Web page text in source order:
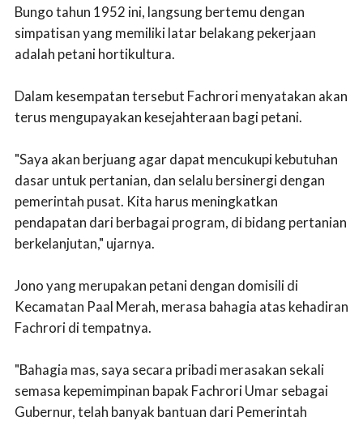
Bungo tahun 1952 ini, langsung bertemu dengan
simpatisan yang memiliki latar belakang pekerjaan
adalah petani hortikultura.
Dalam kesempatan tersebut Fachrori menyatakan akan
terus mengupayakan kesejahteraan bagi petani.
"Saya akan berjuang agar dapat mencukupi kebutuhan
dasar untuk pertanian, dan selalu bersinergi dengan
pemerintah pusat. Kita harus meningkatkan
pendapatan dari berbagai program, di bidang pertanian
berkelanjutan," ujarnya.
Jono yang merupakan petani dengan domisili di
Kecamatan Paal Merah, merasa bahagia atas kehadiran
Fachrori di tempatnya.
"Bahagia mas, saya secara pribadi merasakan sekali
semasa kepemimpinan bapak Fachrori Umar sebagai
Gubernur, telah banyak bantuan dari Pemerintah